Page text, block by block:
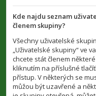
Kde najdu seznam
členem skupiny?
Všechny uživatelské
„Uživatelské skupiny“ ve
chcete stát členem
kliknutím na příslušné
přístup. V některých se
můžou být uzavřené a